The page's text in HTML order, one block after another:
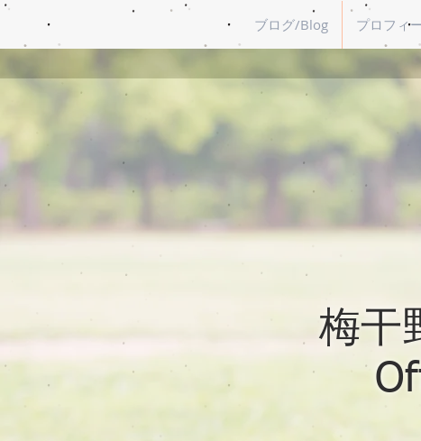
ブログ/Blog プロフィ
梅干